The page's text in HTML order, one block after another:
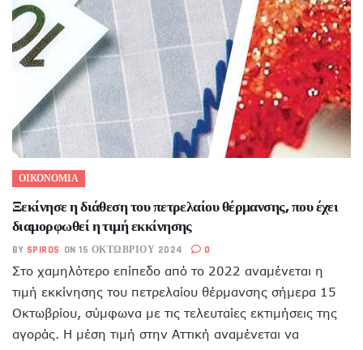
ΟΙΚΟΝΟΜΙΑ
Ξεκίνησε η διάθεση του πετρελαίου θέρμανσης, που έχει
διαμορφωθεί η τιμή εκκίνησης
BY SPIROS ON 15 ΟΚΤΩΒΡΊΟΥ 2024 0
Στο χαμηλότερο επίπεδο από το 2022 αναμένεται η
τιμή εκκίνησης του πετρελαίου θέρμανσης σήμερα 15
Οκτωβρίου, σύμφωνα με τις τελευταίες εκτιμήσεις της
αγοράς. Η μέση τιμή στην Αττική αναμένεται να